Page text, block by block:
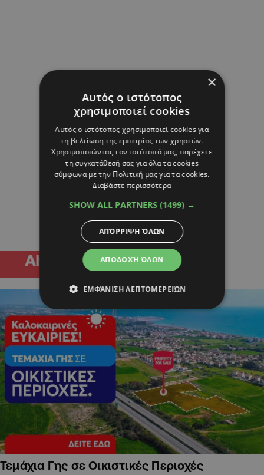
Τεμάχια Γης σε Οικιστικές Περιοχές
×
Αυτός ο ιστότοπος
χρησιμοποιεί cookies
Αυτός ο ιστότοπος χρησιμοποιεί cookies για
τη βελτίωση της εμπειρίας των χρηστών.
Χρησιμοποιώντας τον ιστότοπό μας, παρέχετε
τη συγκατάθεσή σας για όλα τα cookies
σύμφωνα με την Πολιτική μας για τα cookies.
Διαβάστε περισσότερα
SHOW ALL PARTNERS (1499) →
ΑΠΟΔΟΧΉ ΌΛΩΝ
ΑΠΌΡΡΙΨΗ ΌΛΩΝ
ΕΜΦΆΝΙΣΗ ΛΕΠΤΟΜΕΡΕΙΏΝ